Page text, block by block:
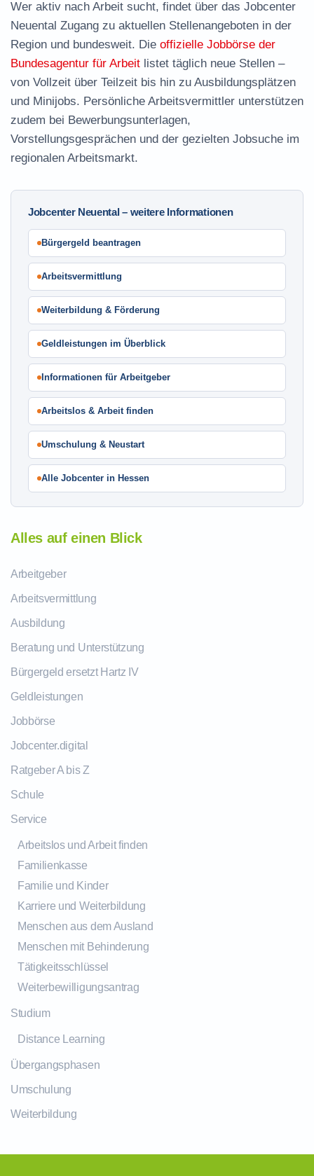
Wer aktiv nach Arbeit sucht, findet über das Jobcenter
Neuental Zugang zu aktuellen Stellenangeboten in der
Region und bundesweit. Die offizielle Jobbörse der
Bundesagentur für Arbeit listet täglich neue Stellen –
von Vollzeit über Teilzeit bis hin zu Ausbildungsplätzen
und Minijobs. Persönliche Arbeitsvermittler unterstützen
zudem bei Bewerbungsunterlagen,
Vorstellungsgesprächen und der gezielten Jobsuche im
regionalen Arbeitsmarkt.
Jobcenter Neuental – weitere Informationen
Bürgergeld beantragen
Arbeitsvermittlung
Weiterbildung & Förderung
Geldleistungen im Überblick
Informationen für Arbeitgeber
Arbeitslos & Arbeit finden
Umschulung & Neustart
Alle Jobcenter in Hessen
Alles auf einen Blick
Arbeitgeber
Arbeitsvermittlung
Ausbildung
Beratung und Unterstützung
Bürgergeld ersetzt Hartz IV
Geldleistungen
Jobbörse
Jobcenter.digital
Ratgeber A bis Z
Schule
Service
Arbeitslos und Arbeit finden
Familienkasse
Familie und Kinder
Karriere und Weiterbildung
Menschen aus dem Ausland
Menschen mit Behinderung
Tätigkeitsschlüssel
Weiterbewilligungsantrag
Studium
Distance Learning
Übergangsphasen
Umschulung
Weiterbildung